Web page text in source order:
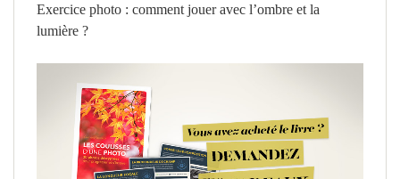
Exercice photo : comment jouer avec l’ombre et la
lumière ?